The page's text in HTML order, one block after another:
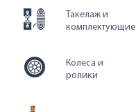
Такелаж и
комплектующие
Колеса и
ролики